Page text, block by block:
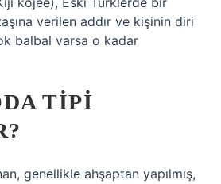
verilen addır ve kişinin diri
balbal varsa o kadar
TIPI
genellikle ahşaptan yapılmış,